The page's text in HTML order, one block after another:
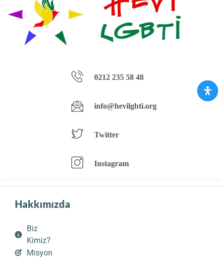
0212 235 58 48
info@hevilgbti.org
Twitter
Instagram
Hakkımızda
Biz
Kimiz?
Misyon